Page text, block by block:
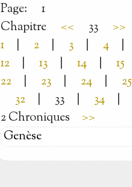
Page:
1
Chapitre
<< 33
>>
1
| 2 | 3 | 4 |
12
| 13 | 14 | 15
22
| 23 | 24 | 25
32
| 33 | 34 |
2 Chroniques
>>